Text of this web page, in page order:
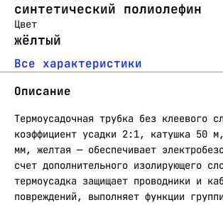
синтетический полиолефин
Цвет
жёлтый
Все характеристики
Описание
Термоусадочная трубка без клеевого
коэффициент усадки 2:1, катушка 50
мм, желтая — обеспечивает
счет дополнительного изолирующего
термоусадка защищает проводники и
повреждений, выполняет функции